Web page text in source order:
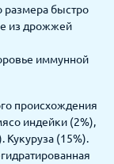
размера быстро
из дрожжей
иммунной
происхождения
индейки (2%),
Кукуруза (15%).